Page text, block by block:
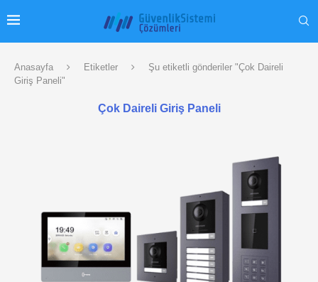
Anasayfa Etiketler
Şu etiketli gönderiler "Çok Daireli
Giriş Paneli"
Çok Daireli Giriş Paneli